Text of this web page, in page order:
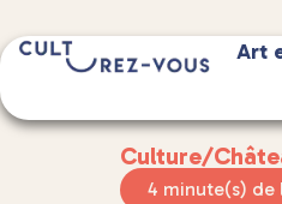
Art
Culture/
4 minute(s) de